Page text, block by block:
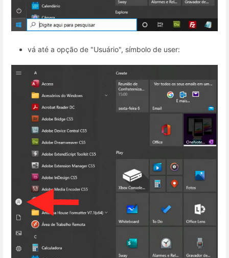
vá até a opção de "Usuário", símbolo de user: